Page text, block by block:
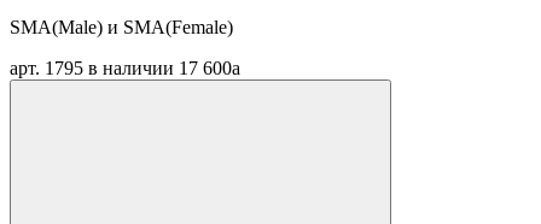
SMA(Male) и SMA(Female)
арт. 1795 в наличии 17 600a